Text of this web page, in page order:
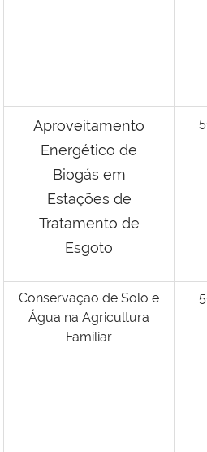
Aproveitamento
Energético de
Biogás em
Estações de
Tratamento de
Esgoto
Conservação de Solo e
Água na Agricultura
Familiar